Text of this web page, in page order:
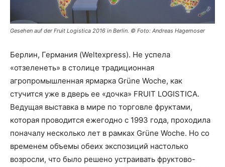
Gesehen auf der Fruit Logistica 2016 in Berlin. © Foto: Andreas Hagemoser
Берлин, Германия (Weltexpress). Не успела
«отзеленеть» в столице традиционная
агропромышленная ярмарка Grüne Woche, как
стучится уже в дверь ее «дочка» FRUIT LOGISTICA.
Ведущая выставка в мире по торговле фруктами,
которая проводится ежегодно с 1993 года, проходила
поначалу несколько лет в рамках Grüne Woche. Но со
временем объемы обеих экспозиций настолько
возросли, что было решено устраивать фруктово-